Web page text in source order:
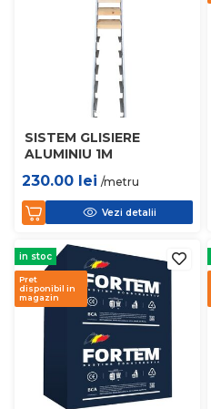
SISTEM GLISIERE
ALUMINIU 1M
230.00 lei /metru
Vezi detalii
in stoc
Pret
disponibil in
magazin